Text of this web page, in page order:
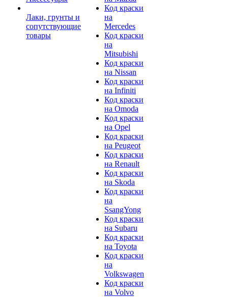
Лаки, грунты и
сопутствующие
товары
Код краски
на
Mercedes
Код краски
на
Mitsubishi
Код краски
на Nissan
Код краски
на Infiniti
Код краски
на Omoda
Код краски
на Opel
Код краски
на Peugeot
Код краски
на Renault
Код краски
на Skoda
Код краски
на
SsangYong
Код краски
на Subaru
Код краски
на Toyota
Код краски
на
Volkswagen
Код краски
на Volvo